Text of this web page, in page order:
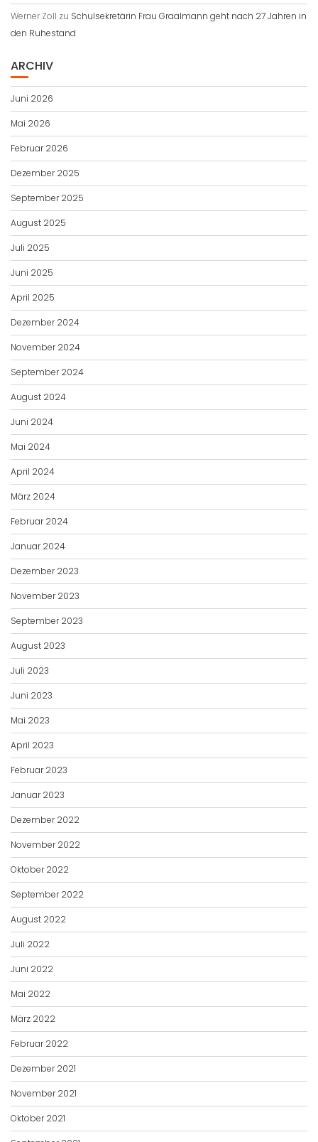
Werner Zoll zu Schulsekretärin Frau Graalmann geht nach 27 Jahren in
den Ruhestand
ARCHIV
Juni 2026
Mai 2026
Februar 2026
Dezember 2025
September 2025
August 2025
Juli 2025
Juni 2025
April 2025
Dezember 2024
November 2024
September 2024
August 2024
Juni 2024
Mai 2024
April 2024
März 2024
Februar 2024
Januar 2024
Dezember 2023
November 2023
September 2023
August 2023
Juli 2023
Juni 2023
Mai 2023
April 2023
Februar 2023
Januar 2023
Dezember 2022
November 2022
Oktober 2022
September 2022
August 2022
Juli 2022
Juni 2022
Mai 2022
März 2022
Februar 2022
Dezember 2021
November 2021
Oktober 2021